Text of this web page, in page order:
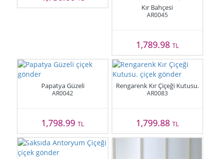
Kır Bahçesi
AR0045
1,789.98 TL
Papatya Güzeli
AR0042
1,798.99TL
Rengarenk Kır Çiçeği Kutusu.
AR0083
1,799.88 TL